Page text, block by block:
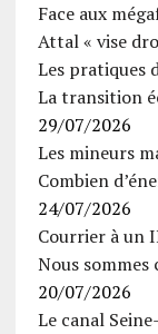
Face aux
Attal « vise
Les pratiques
La transition
29/07/2026
Les mineurs
Combien
24/07/2026
Courrier à un
Nous
20/07/2026
Le canal